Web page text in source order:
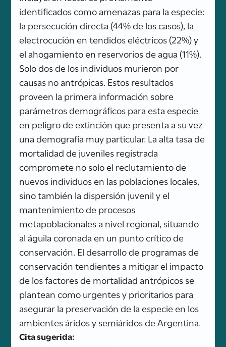
identificados como amenazas para la especie:
la persecución directa (44% de los casos), la
electrocución en tendidos eléctricos (22%) y
el ahogamiento en reservorios de agua (11%).
Solo dos de los individuos murieron por
causas no antrópicas. Estos resultados
proveen la primera información sobre
parámetros demográficos para esta especie
en peligro de extinción que presenta a su vez
una demografía muy particular. La alta tasa de
mortalidad de juveniles registrada
compromete no solo el reclutamiento de
nuevos individuos en las poblaciones locales,
sino también la dispersión juvenil y el
mantenimiento de procesos
metapoblacionales a nivel regional, situando
al águila coronada en un punto crítico de
conservación. El desarrollo de programas de
conservación tendientes a mitigar el impacto
de los factores de mortalidad antrópicos se
plantean como urgentes y prioritarios para
asegurar la preservación de la especie en los
ambientes áridos y semiáridos de Argentina.
Cita sugerida: